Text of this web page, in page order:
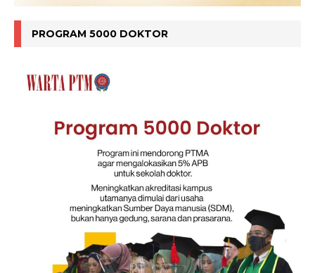
PROGRAM 5000 DOKTOR